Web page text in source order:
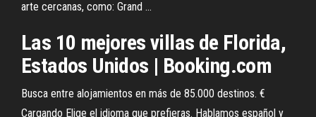
arte cercanas, como: Grand ...
Las 10 mejores villas de Florida,
Estados Unidos | Booking.com
Busca entre alojamientos en más de 85.000 destinos. €
Cargando Elige el idioma que prefieras. Hablamos español y